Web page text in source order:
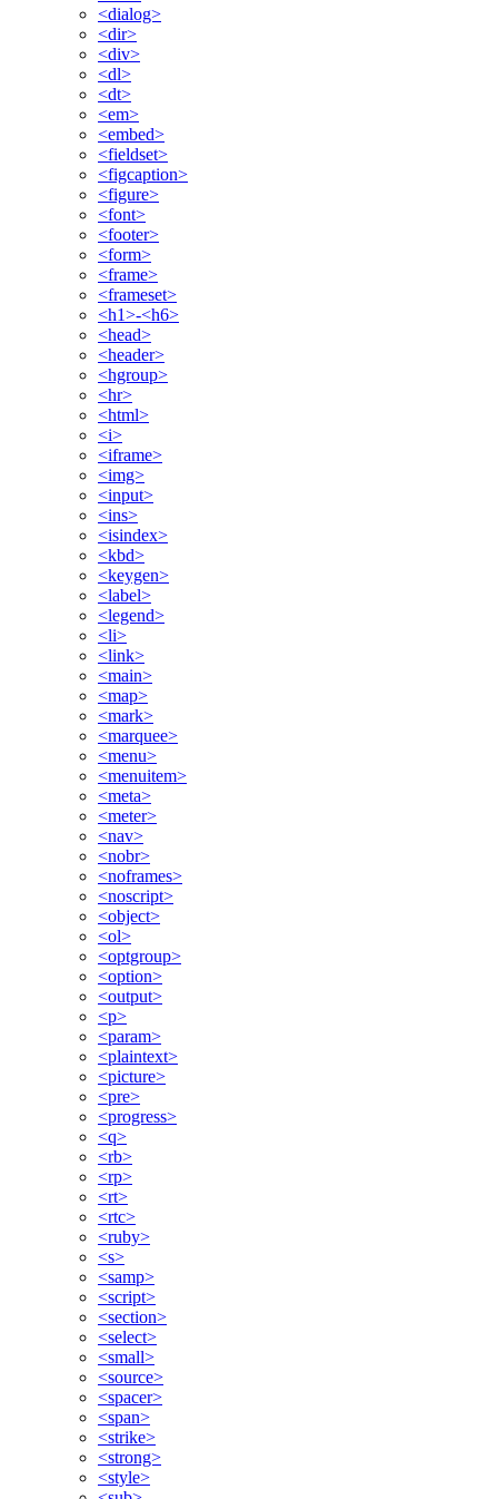
<dialog>
<dir>
<div>
<dl>
<dt>
<em>
<embed>
<fieldset>
<figcaption>
<figure>
<font>
<footer>
<form>
<frame>
<frameset>
<h1>-<h6>
<head>
<header>
<hgroup>
<hr>
<html>
<i>
<iframe>
<img>
<input>
<ins>
<isindex>
<kbd>
<keygen>
<label>
<legend>
<li>
<link>
<main>
<map>
<mark>
<marquee>
<menu>
<menuitem>
<meta>
<meter>
<nav>
<nobr>
<noframes>
<noscript>
<object>
<ol>
<optgroup>
<option>
<output>
<p>
<param>
<plaintext>
<picture>
<pre>
<progress>
<q>
<rb>
<rp>
<rt>
<rtc>
<ruby>
<s>
<samp>
<script>
<section>
<select>
<small>
<source>
<spacer>
<span>
<strike>
<strong>
<style>